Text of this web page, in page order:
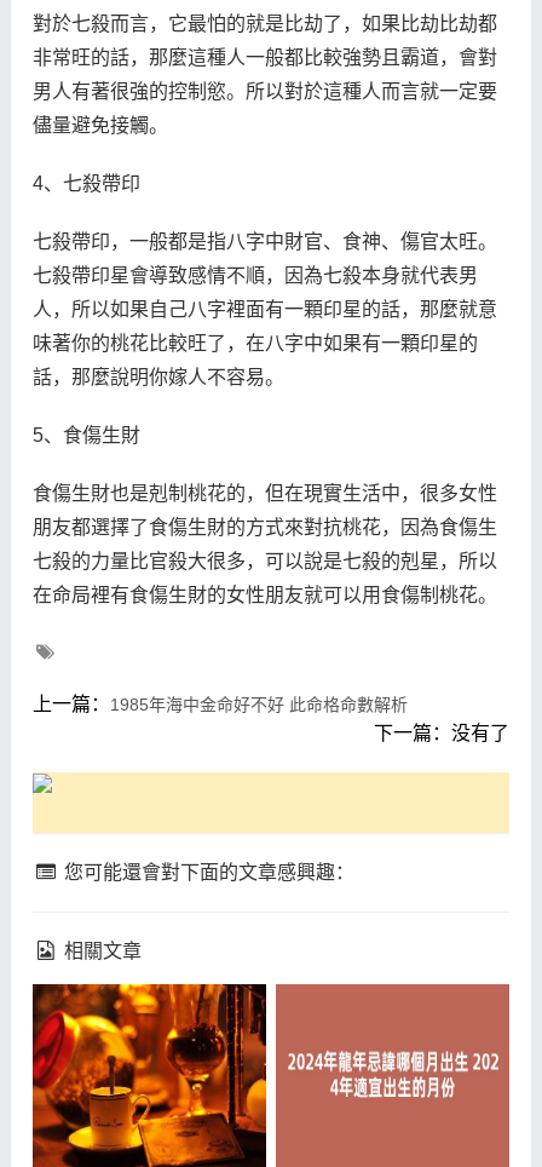
對於七殺而言，它最怕的就是比劫了，如果比劫比劫都
非常旺的話，那麼這種人一般都比較強勢且霸道，會對
男人有著很強的控制慾。所以對於這種人而言就一定要
儘量避免接觸。
4、七殺帶印
七殺帶印，一般都是指八字中財官、食神、傷官太旺。
七殺帶印星會導致感情不順，因為七殺本身就代表男
人，所以如果自己八字裡面有一顆印星的話，那麼就意
味著你的桃花比較旺了，在八字中如果有一顆印星的
話，那麼說明你嫁人不容易。
5、食傷生財
食傷生財也是剋制桃花的，但在現實生活中，很多女性
朋友都選擇了食傷生財的方式來對抗桃花，因為食傷生
七殺的力量比官殺大很多，可以說是七殺的剋星，所以
在命局裡有食傷生財的女性朋友就可以用食傷制桃花。
上一篇： 1985年海中金命好不好 此命格命數解析
下一篇：没有了
您可能還會對下面的文章感興趣：
相關文章